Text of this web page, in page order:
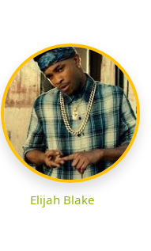
Elijah Blake